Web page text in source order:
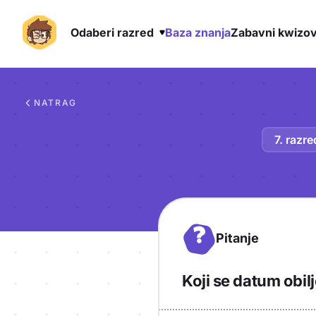
Odaberi razred Baza znanjaZabavni
NATRAG
7.
? Pitanje
Koji se datum